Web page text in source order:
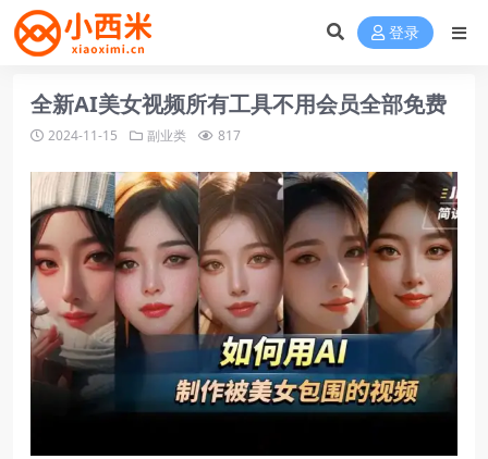
登录
全新AI美女视频所有工具不用会员全部免费
2024-11-15 副业类 817